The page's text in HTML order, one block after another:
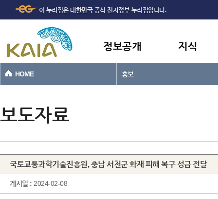
본문바로가기
이 누리집은 대한민국 공식 전자정부 누리집입니다.
정보공개 지식
HOME 홍보
보도자료
국토교통과학기술진흥원, 충남 서천군 화재 피해 복구 성금 전달
게시일 : 2024-02-08